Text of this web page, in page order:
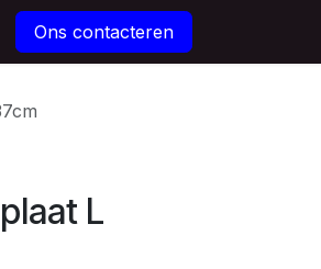
Ons contacteren
L